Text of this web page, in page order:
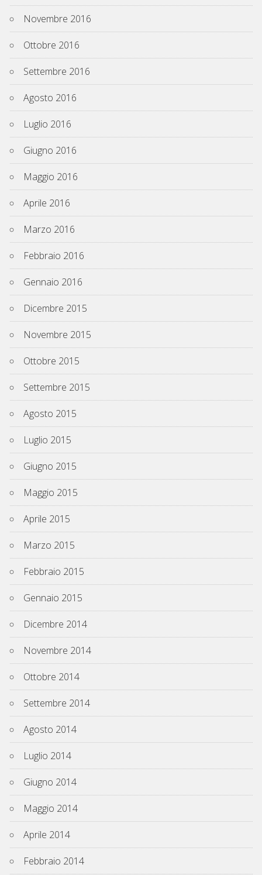
Novembre 2016
Ottobre 2016
Settembre 2016
Agosto 2016
Luglio 2016
Giugno 2016
Maggio 2016
Aprile 2016
Marzo 2016
Febbraio 2016
Gennaio 2016
Dicembre 2015
Novembre 2015
Ottobre 2015
Settembre 2015
Agosto 2015
Luglio 2015
Giugno 2015
Maggio 2015
Aprile 2015
Marzo 2015
Febbraio 2015
Gennaio 2015
Dicembre 2014
Novembre 2014
Ottobre 2014
Settembre 2014
Agosto 2014
Luglio 2014
Giugno 2014
Maggio 2014
Aprile 2014
Febbraio 2014